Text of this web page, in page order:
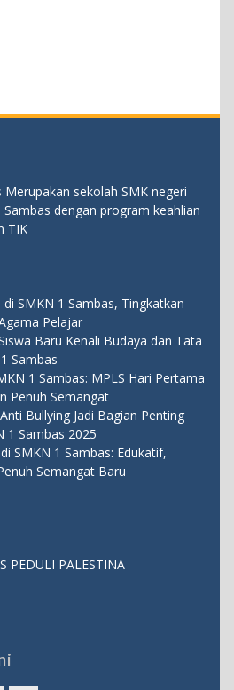
sekolah SMK negeri
dengan program keahlian
TIK
SMKN 1 Sambas, Tingkatkan
Pelajar
Baru Kenali Budaya dan Tata
Sambas
1 Sambas: MPLS Hari Pertama
Penuh Semangat
Bullying Jadi Bagian Penting
1 Sambas 2025
SMKN 1 Sambas: Edukatif,
Semangat Baru
PEDULI PALESTINA